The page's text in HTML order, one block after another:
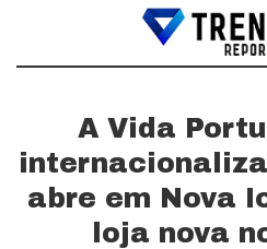
A Vida
abre em Nova
loja nova